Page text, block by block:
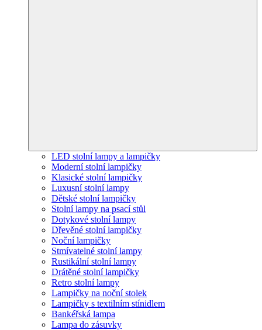
LED stolní lampy a lampičky
Moderní stolní lampičky
Klasické stolní lampičky
Luxusní stolní lampy
Dětské stolní lampičky
Stolní lampy na psací stůl
Dotykové stolní lampy
Dřevěné stolní lampičky
Noční lampičky
Stmívatelné stolní lampy
Rustikální stolní lampy
Drátěné stolní lampičky
Retro stolní lampy
Lampičky na noční stolek
Lampičky s textilním stínidlem
Bankéřská lampa
Lampa do zásuvky